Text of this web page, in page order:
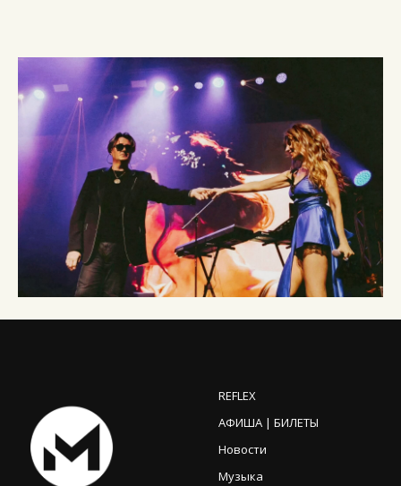
REFLEX
АФИША | БИЛЕТЫ
Новости
Музыка